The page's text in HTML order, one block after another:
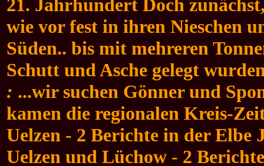
21. Jahrhundert Doch
wie vor fest in ihren Nieschen
Süden.. bis mit mehreren
Schutt und Asche gelegt
: ...wir suchen Gönner und
kamen die regionalen Kreis-
Uelzen - 2 Berichte in der Elbe
Uelzen und Lüchow - 2